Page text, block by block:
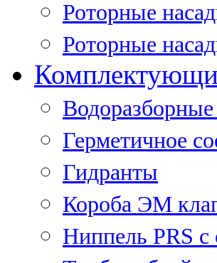
Роторные
Роторные
Герметичное
Гидранты
Короба ЭМ
Ниппель PRS с